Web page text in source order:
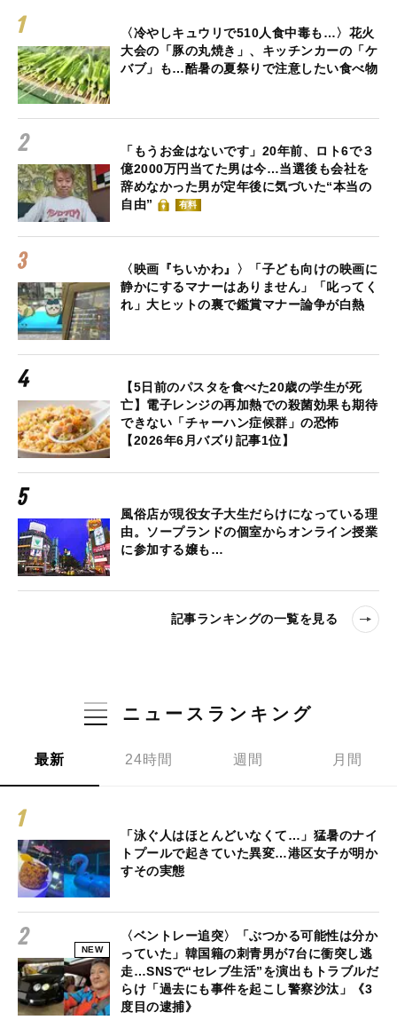
〈冷やしキュウリで510人食中毒も…〉花火
大会の「豚の丸焼き」、キッチンカーの「ケ
バブ」も…酷暑の夏祭りで注意したい食べ物
「もうお金はないです」20年前、ロト6で３
億2000万円当てた男は今…当選後も会社を
辞めなかった男が定年後に気づいた“本当の
自由”
有料
〈映画『ちいかわ』〉「子ども向けの映画に
静かにするマナーはありません」「叱ってく
れ」大ヒットの裏で鑑賞マナー論争が白熱
【5日前のパスタを食べた20歳の学生が死
亡】電子レンジの再加熱での殺菌効果も期待
できない「チャーハン症候群」の恐怖
【2026年6月バズり記事1位】
風俗店が現役女子大生だらけになっている理
由。ソープランドの個室からオンライン授業
に参加する嬢も…
記事ランキングの一覧を見る
ニュースランキング
最新 24時間 週間 月間
「泳ぐ人はほとんどいなくて…」猛暑のナイ
トプールで起きていた異変…港区女子が明か
すその実態
NEW
〈ベントレー追突〉「ぶつかる可能性は分か
っていた」韓国籍の刺青男が7台に衝突し逃
走…SNSで“セレブ生活”を演出もトラブルだ
らけ「過去にも事件を起こし警察沙汰」《3
度目の逮捕》